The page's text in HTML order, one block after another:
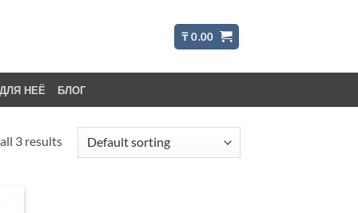
₸0.00
ДЛЯ НЕЁ БЛОГ
3 results